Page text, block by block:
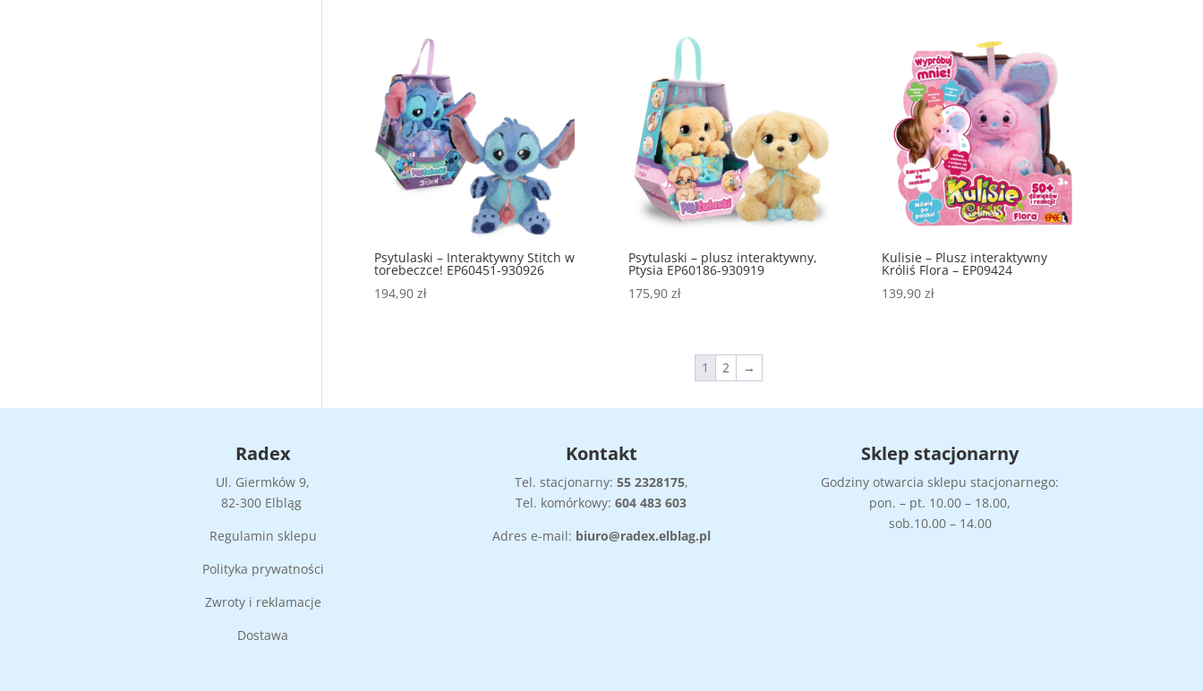
Psytulaski – Interaktywny Stitch w
torebeczce! EP60451-930926
194,90 zł
Psytulaski – plusz interaktywny,
Ptysia EP60186-930919
175,90 zł
Kulisie – Plusz interaktywny
Króliś Flora – EP09424
139,90zł
1 2 →
Radex
Ul. Giermków 9,
82-300 Elbląg
Regulamin sklepu
Polityka prywatności
Zwroty i reklamacje
Dostawa
Kontakt
Tel. stacjonarny: 55 2328175,
Tel. komórkowy:604 483 603
Adres e-mail: biuro@radex.elblag.pl
Sklep stacjonarny
Godziny otwarcia sklepu stacjonarnego:
pon. – pt. 10.00 – 18.00,
sob.10.00 – 14.00